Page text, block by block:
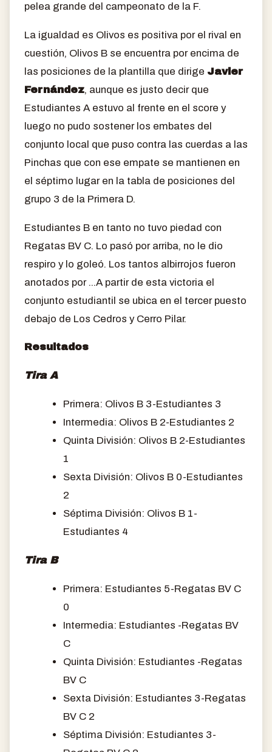
pelea grande del campeonato de la F.
La igualdad es Olivos es positiva por el rival en
cuestión, Olivos B se encuentra por encima de
las posiciones de la plantilla que dirige Javier
Fernández, aunque es justo decir que
Estudiantes A estuvo al frente en el score y
luego no pudo sostener los embates del
conjunto local que puso contra las cuerdas a las
Pinchas que con ese empate se mantienen en
el séptimo lugar en la tabla de posiciones del
grupo 3 de la Primera D.
Estudiantes B en tanto no tuvo piedad con
Regatas BV C. Lo pasó por arriba, no le dio
respiro y lo goleó. Los tantos albirrojos fueron
anotados por ...A partir de esta victoria el
conjunto estudiantil se ubica en el tercer puesto
debajo de Los Cedros y Cerro Pilar.
Resultados
Tira A
Primera: Olivos B 3-Estudiantes 3
Intermedia: Olivos B 2-Estudiantes 2
Quinta División: Olivos B 2-Estudiantes
1
Sexta División: Olivos B 0-Estudiantes
2
Séptima División: Olivos B 1-
Estudiantes 4
Tira B
Primera: Estudiantes 5-Regatas BV C
0
Intermedia: Estudiantes -Regatas BV
C
Quinta División: Estudiantes -Regatas
BV C
Sexta División: Estudiantes 3-Regatas
BV C 2
Séptima División: Estudiantes 3-